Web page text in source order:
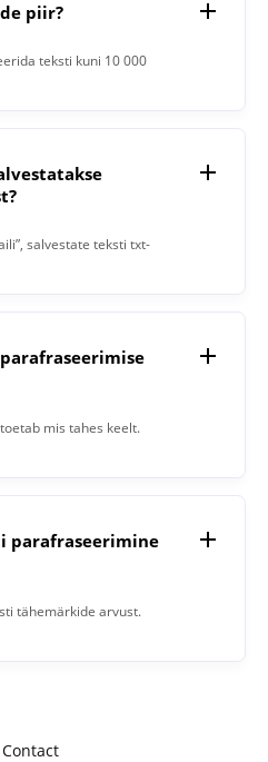
piir?
teksti kuni 10 000
salvestate teksti txt-
mis tahes keelt.
parafraseerimine
tähemärkide arvust.
Contact